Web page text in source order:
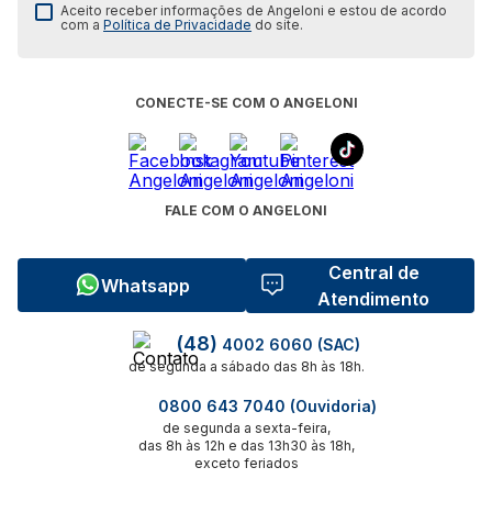
Aceito receber informações de Angeloni e estou de acordo
com aPolítica de Privacidade do site.
CONECTE-SE COM O ANGELONI
FALE COM O ANGELONI
Whatsapp
Central de
Atendimento
(48) 4002 6060 (SAC)
de segunda a sábado das 8h às 18h.
0800 643 7040 (Ouvidoria)
de segunda a sexta-feira,
das 8h às 12h e das 13h30 às 18h,
exceto feriados